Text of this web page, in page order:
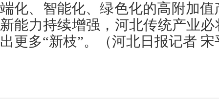
端化、智能化、绿色化的高附加
新能力持续增强，河北传统产业
出更多“新枝”。（河北日报记者 宋